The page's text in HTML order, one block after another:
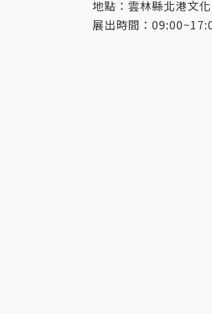
地點：雲林縣北港文
展出時間：